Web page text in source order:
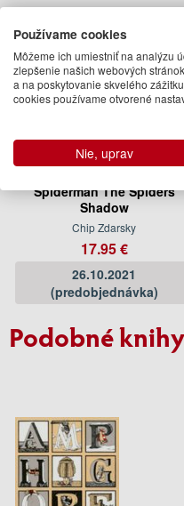
Spiderman The Spiders
Shadow
Chip Zdarsky
17.95 €
26.10.2021
(predobjednávka)
Podobné knihy
Používame cookies
Môžeme ich umiestniť na analýzu
zlepšenie našich webových
a na poskytovanie skvelého
cookies používame otvorené
Nie, uprav